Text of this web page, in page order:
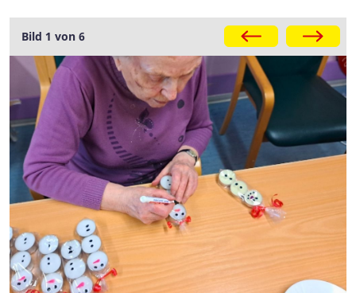
Galerie
Bild 1 von 6